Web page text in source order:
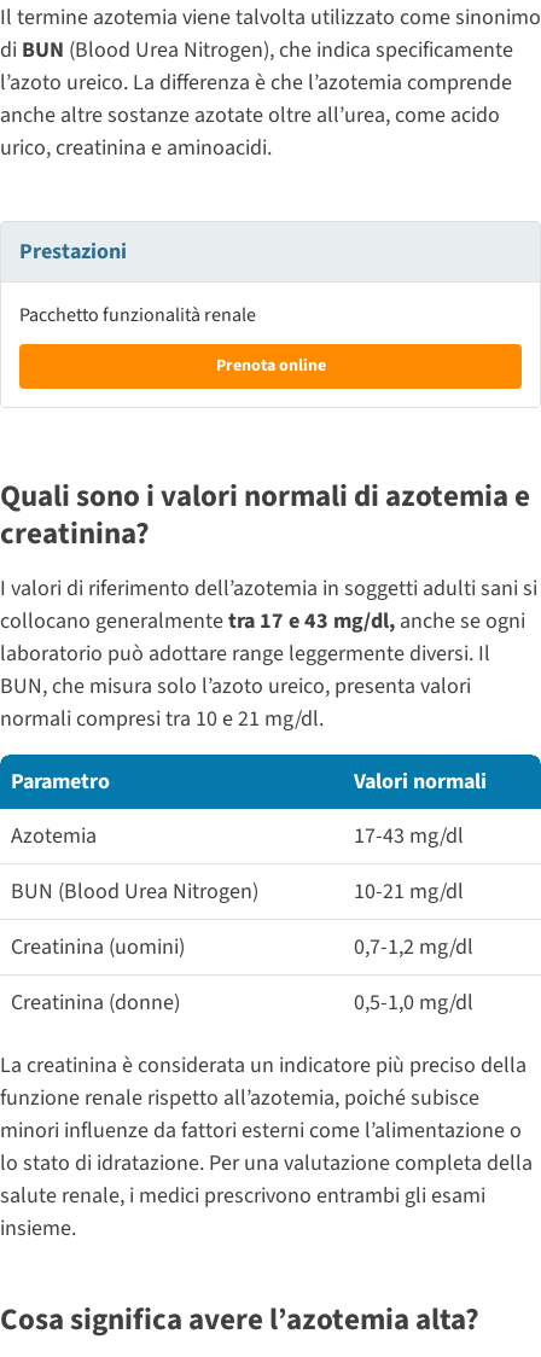
Il termine azotemia viene talvolta utilizzato come sinonimo
di BUN (Blood Urea Nitrogen), che indica specificamente
l’azoto ureico. La differenza è che l’azotemia comprende
anche altre sostanze azotate oltre all’urea, come acido
urico, creatinina e aminoacidi.
Prestazioni
Pacchetto funzionalità renale
Prenota online
Quali sono i valori normali di azotemia e
creatinina?
I valori di riferimento dell’azotemia in soggetti adulti sani si
collocano generalmentetra 17 e 43 mg/dl, anche se ogni
laboratorio può adottare range leggermente diversi. Il
BUN, che misura solo l’azoto ureico, presenta valori
normali compresi tra 10 e 21 mg/dl.
Parametro
Valori normali
Azotemia
17-43 mg/dl
BUN (Blood Urea Nitrogen)
10-21 mg/dl
Creatinina (uomini)
0,7-1,2 mg/dl
Creatinina (donne)
0,5-1,0 mg/dl
La creatinina è considerata un indicatore più preciso della
funzione renale rispetto all’azotemia, poiché subisce
minori influenze da fattori esterni come l’alimentazione o
lo stato di idratazione. Per una valutazione completa della
salute renale, i medici prescrivono entrambi gli esami
insieme.
Cosa significa avere l’azotemia alta?